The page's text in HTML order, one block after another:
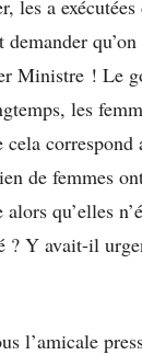
les a
Ministre ! Le
les
de femmes
qu’elles
Y avait-il
l’amicale